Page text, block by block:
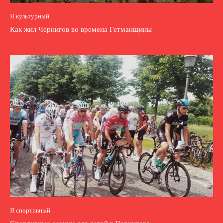
Я культурный
Как жил Чернигов во времена Гетманщины
Я спортивный